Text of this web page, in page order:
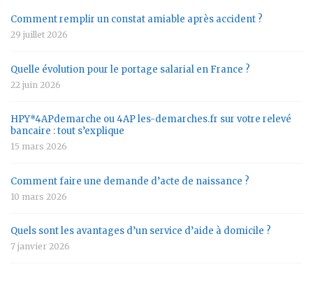
Comment remplir un constat amiable après accident ?
29 juillet 2026
Quelle évolution pour le portage salarial en France ?
22 juin 2026
HPY*4APdemarche ou 4AP les-demarches.fr sur votre relevé
bancaire : tout s’explique
15 mars 2026
Comment faire une demande d’acte de naissance ?
10 mars 2026
Quels sont les avantages d’un service d’aide à domicile ?
7 janvier 2026